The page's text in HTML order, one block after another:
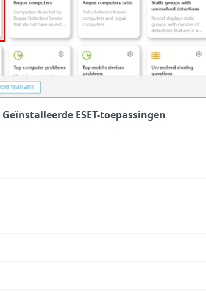
Geïnstalleerde ESET-toepassingen